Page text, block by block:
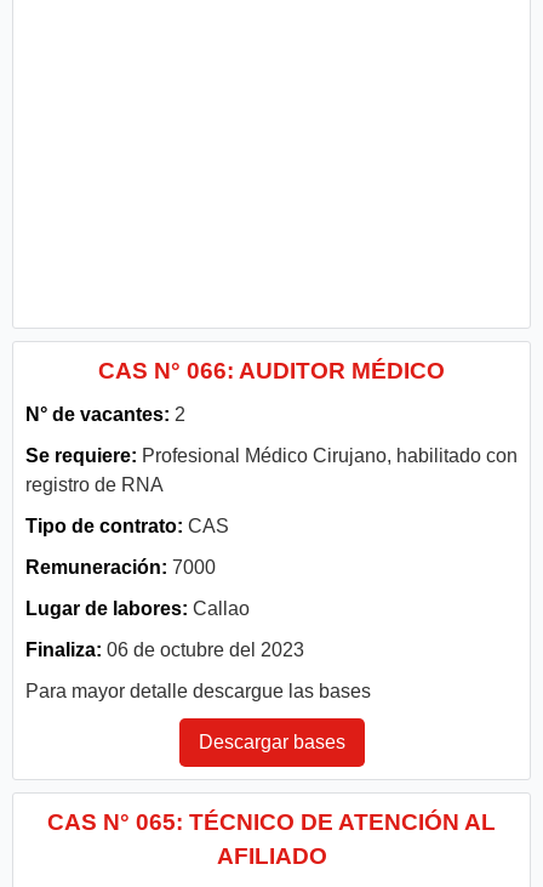
CAS N° 066: AUDITOR MÉDICO
N° de vacantes: 2
Se requiere: Profesional Médico Cirujano, habilitado con
registro de RNA
Tipo de contrato: CAS
Remuneración: 7000
Lugar de labores: Callao
Finaliza: 06 de octubre del 2023
Para mayor detalle descargue las bases
Descargar bases
CAS N° 065: TÉCNICO DE ATENCIÓN AL
AFILIADO